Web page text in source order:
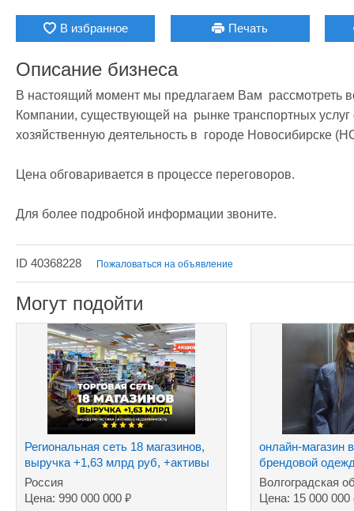
В избранное Печать
Описание бизнеса
В настоящий момент мы предлагаем Вам  рассмотреть
Компании, существующей на  рынке транспортных
хозяйственную деятельность в  городе Новосибирске
Цена обговаривается в процессе переговоров.
Для более подробной информации звоните.
ID 40368228 Пожаловаться на объявление
Могут подойти
Региональная сеть 18 магазинов,
выручка +1,63 млрд руб, +активы
Россия
Цена: 990 000 000 ₽
онлайн-магазин
брендовой
Волгоградская
Цена: 15 000 000